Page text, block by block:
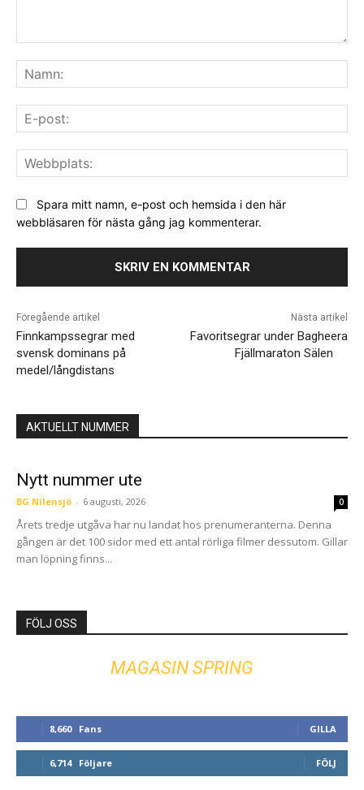
Spara mitt namn, e-post och hemsida i den här
webbläsaren för nästa gång jag kommenterar.
Föregående artikel
Finnkampssegrar med
svensk dominans på
medel/långdistans
Nästa artikel
Favoritsegrar under Bagheera
Fjällmaraton Sälen
AKTUELLT NUMMER
Nytt nummer ute
BG Nilensjö - 6 augusti, 2026 0
Årets tredje utgåva har nu landat hos prenumeranterna. Denna
gången är det 100 sidor med ett antal rörliga filmer dessutom. Gillar
man löpning finns...
FÖLJ OSS
MAGASIN SPRING
8,660 Fans GILLA
6,714 Följare FÖLJ